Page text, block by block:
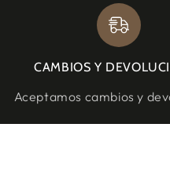
CAMBIOS Y
Aceptamos cambios y